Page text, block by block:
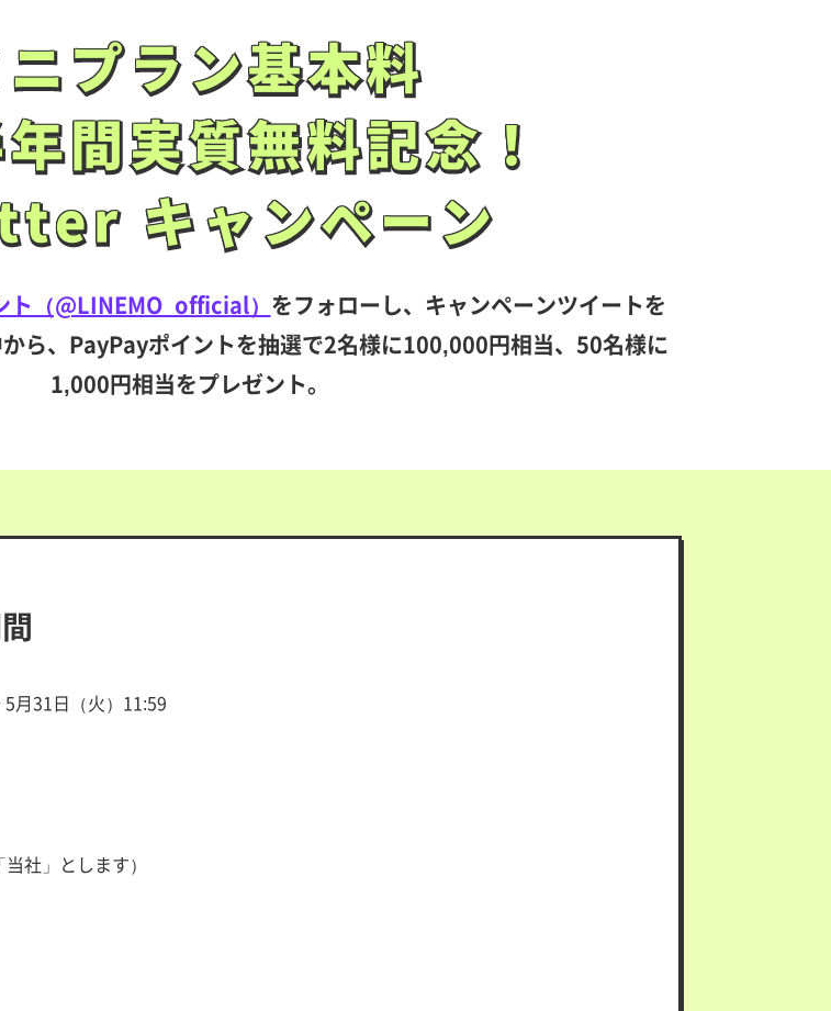
プラン基本料
間実質無料記念！
キャンペーン
プラン基本料
間実質無料記念！
キャンペーン
（@LINEMO_official） をフォローし、キャンペーンツイートを
ら、PayPayポイントを抽選で2名様に100,000円相当、50名様に
1,000円相当をプレゼント。
月31日（火）11:59
社」とします）